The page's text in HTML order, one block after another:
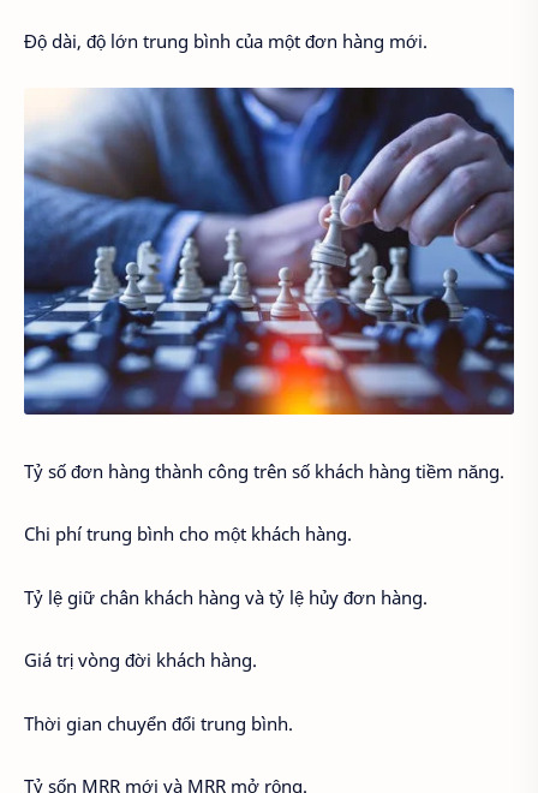
Độ dài, độ lớn trung bình của một đơn hàng mới.
Tỷ số đơn hàng thành công trên số khách hàng tiềm năng.
Chi phí trung bình cho một khách hàng.
Tỷ lệ giữ chân khách hàng và tỷ lệ hủy đơn hàng.
Giá trị vòng đời khách hàng.
Thời gian chuyển đổi trung bình.
Tỷ sốn MRR mới và MRR mở rộng.